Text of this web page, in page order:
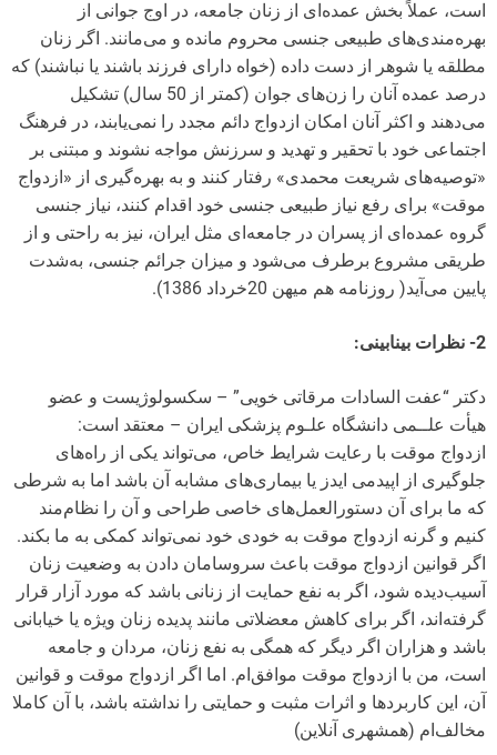
است، عملاً بخش عمده‌ای از زنان جامعه، در اوج جوانی از
بهره‌مندی‌های طبیعی جنسی محروم مانده و می‌مانند. اگر زنان
مطلقه یا شوهر از دست داده (خواه دارای فرزند باشند یا نباشند) که
درصد عمده آنان را زن‌های جوان (کمتر از 50 سال) تشکیل
می‌دهند و اکثر آنان امکان ازدواج دائم مجدد را نمی‌یابند، در فرهنگ
اجتماعی خود با تحقیر و تهدید و سرزنش مواجه نشوند و مبتنی بر
«توصیه‌های شریعت محمدی» رفتار کنند و به بهره‌گیری از «ازدواج
موقت» برای رفع نیاز طبیعی جنسی خود اقدام کنند، نیاز جنسی
گروه عمده‌ای از پسران در جامعه‌ای مثل ایران، نیز به راحتی و از
طریقی مشروع برطرف می‌شود و میزان جرائم جنسی، به‌شدت
پایین می‌آید( روزنامه هم میهن 20خرداد 1386).
2- نظرات بینابینی:
دکتر “عفت السادات مرقاتی‌ خویی” – سکسولوژیست و عضو
هیأت علــمی دانشگاه علـوم پزشکی ایران – معتقد است:
ازدواج موقت با رعایت شرایط خاص، می‌تواند یکی از راه‌های
جلوگیری از اپیدمی ایدز یا بیماری‌های مشابه آن باشد اما به شرطی
که ما برای آن دستورالعمل‌های خاصی طراحی و آن را نظام‌مند
کنیم و گرنه ازدواج موقت به خودی خود نمی‌تواند کمکی به ما بکند.
اگر قوانین ازدواج موقت باعث سروسامان دادن به وضعیت زنان
آسیب‌دیده شود، اگر به نفع حمایت از زنانی باشد که مورد آزار قرار
گرفته‌اند، اگر برای کاهش معضلاتی مانند پدیده زنان ویژه یا خیابانی
باشد و هزاران اگر دیگر که همگی به نفع زنان، مردان و جامعه
است، من با ازدواج موقت موافق‌ام. اما اگر ازدواج موقت و قوانین
آن، این کاربرد‌ها و اثرات مثبت و حمایتی را نداشته باشد، با آن کاملا
مخالف‌ام (همشهری آنلاین)